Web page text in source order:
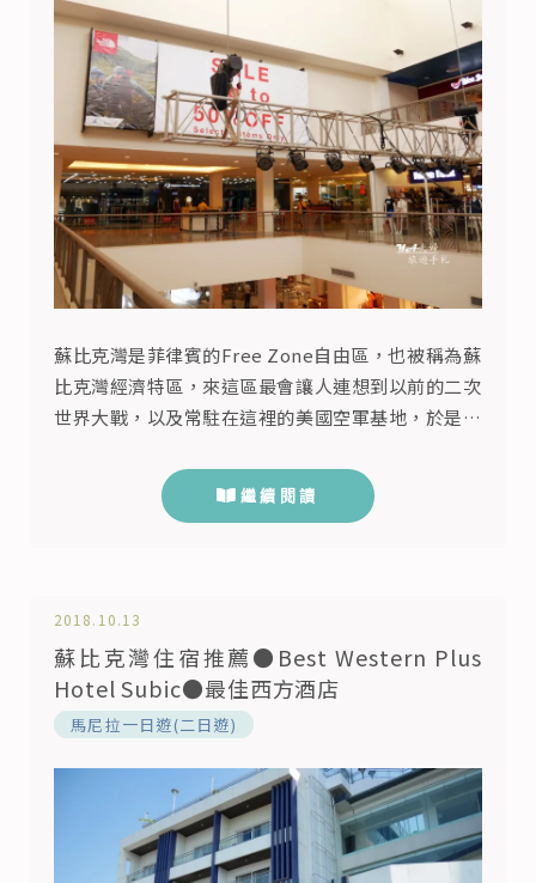
蘇比克灣是菲律賓的Free Zone自由區，也被稱為蘇
比克灣經濟特區，來這區最會讓人連想到以前的二次
世界大戰，以及常駐在這裡的美國空軍基地，於是這
比克Outlet的文化，對！蘇比克灣是菲律賓的免稅
天堂，來到這裡直接省12%的營業增值稅，所以除了
繼續閱讀
2018.10.13
蘇比克灣住宿推薦●Best Western Plus
Hotel Subic●最佳西方酒店
馬尼拉一日遊(二日遊)